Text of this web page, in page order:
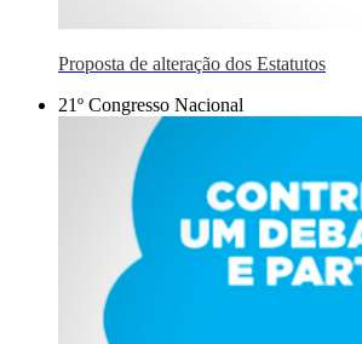
Proposta de alteração dos Estatutos
21º Congresso Nacional